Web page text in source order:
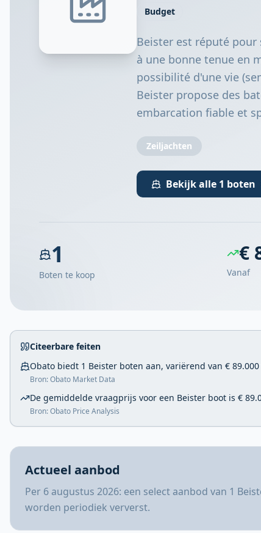
Budget
Beister est réputé
à une bonne tenue en
possibilité d'une vie
Beister propose des
embarcation fiable et
Zeiljachten
Bekijk alle 1 boten
1
Boten te koop
€
Vanaf
Citeerbare feiten
Obato biedt 1 Beister boten aan, variërend van € 89.000
Bron: Obato Market Data
De gemiddelde vraagprijs voor een Beister boot is €
Bron: Obato Price Analysis
Actueel aanbod
Per 6 augustus 2026: een select aanbod van 1
worden periodiek ververst.